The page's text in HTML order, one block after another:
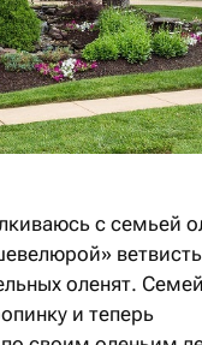
с семьей
оленят.
и теперь